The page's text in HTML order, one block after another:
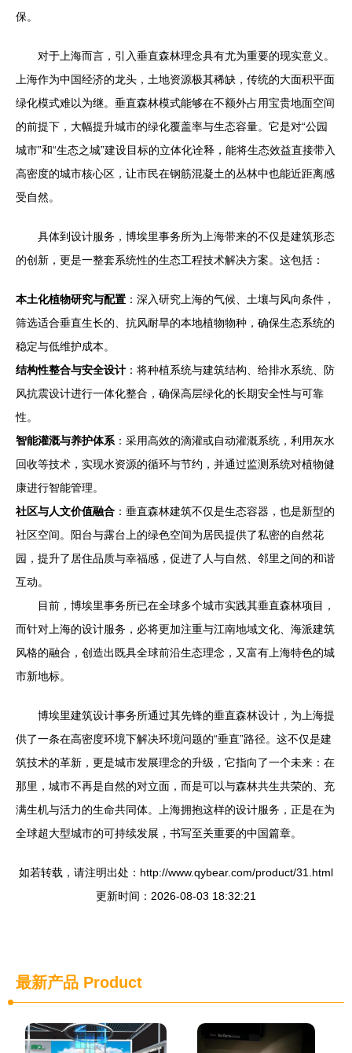
保。
对于上海而言，引入垂直森林理念具有尤为重要的现实意义。
上海作为中国经济的龙头，土地资源极其稀缺，传统的大面积平面
绿化模式难以为继。垂直森林模式能够在不额外占用宝贵地面空间
的前提下，大幅提升城市的绿化覆盖率与生态容量。它是对“公园
城市”和“生态之城”建设目标的立体化诠释，能将生态效益直接带入
高密度的城市核心区，让市民在钢筋混凝土的丛林中也能近距离感
受自然。
具体到设计服务，博埃里事务所为上海带来的不仅是建筑形态
的创新，更是一整套系统性的生态工程技术解决方案。这包括：
本土化植物研究与配置 ：深入研究上海的气候、土壤与风向条件，
筛选适合垂直生长的、抗风耐旱的本地植物物种，确保生态系统的
稳定与低维护成本。
结构性整合与安全设计 ：将种植系统与建筑结构、给排水系统、防
风抗震设计进行一体化整合，确保高层绿化的长期安全性与可靠
性。
智能灌溉与养护体系 ：采用高效的滴灌或自动灌溉系统，利用灰水
回收等技术，实现水资源的循环与节约，并通过监测系统对植物健
康进行智能管理。
社区与人文价值融合 ：垂直森林建筑不仅是生态容器，也是新型的
社区空间。阳台与露台上的绿色空间为居民提供了私密的自然花
园，提升了居住品质与幸福感，促进了人与自然、邻里之间的和谐
互动。
目前，博埃里事务所已在全球多个城市实践其垂直森林项目，
而针对上海的设计服务，必将更加注重与江南地域文化、海派建筑
风格的融合，创造出既具全球前沿生态理念，又富有上海特色的城
市新地标。
博埃里建筑设计事务所通过其先锋的垂直森林设计，为上海提
供了一条在高密度环境下解决环境问题的“垂直”路径。这不仅是建
筑技术的革新，更是城市发展理念的升级，它指向了一个未来：在
那里，城市不再是自然的对立面，而是可以与森林共生共荣的、充
满生机与活力的生命共同体。上海拥抱这样的设计服务，正是在为
全球超大型城市的可持续发展，书写至关重要的中国篇章。
如若转载，请注明出处：http://www.qybear.com/product/31.html
更新时间：2026-08-03 18:32:21
最新产品 Product